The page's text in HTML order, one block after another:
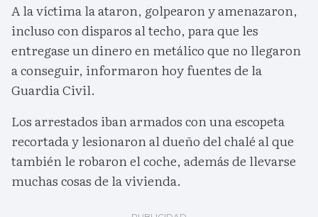
A la víctima la ataron, golpearon y amenazaron,
incluso con disparos al techo, para que les
entregase un dinero en metálico que no llegaron
a conseguir, informaron hoy fuentes de la
Guardia Civil.
Los arrestados iban armados con una escopeta
recortada y lesionaron al dueño del chalé al que
también le robaron el coche, además de llevarse
muchas cosas de la vivienda.